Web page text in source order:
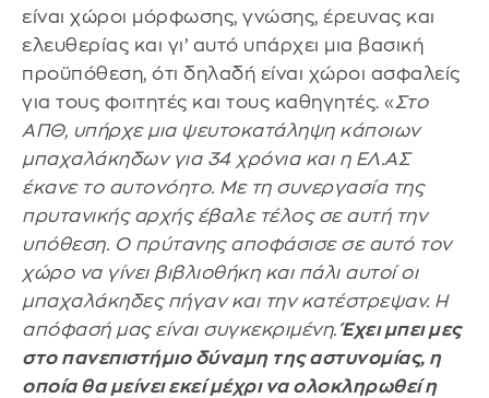
είναι χώροι μόρφωσης, γνώσης, έρευνας και
ελευθερίας και γι’ αυτό υπάρχει μια βασική
προϋπόθεση, ότι δηλαδή είναι χώροι ασφαλείς
για τους φοιτητές και τους καθηγητές. «Στο
ΑΠΘ, υπήρχε μια ψευτοκατάληψη κάποιων
μπαχαλάκηδων για 34 χρόνια και η ΕΛ.ΑΣ
έκανε το αυτονόητο. Με τη συνεργασία της
πρυτανικής αρχής έβαλε τέλος σε αυτή την
υπόθεση. Ο πρύτανης αποφάσισε σε αυτό τον
χώρο να γίνει βιβλιοθήκη και πάλι αυτοί οι
μπαχαλάκηδες πήγαν και την κατέστρεψαν. Η
απόφασή μας είναι συγκεκριμένη.Έχει μπει μες
στο πανεπιστήμιο δύναμη της αστυνομίας, η
οποία θα μείνει εκεί μέχρι να ολοκληρωθεί η